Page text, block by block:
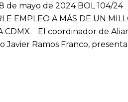
de mayo de 2024 BOL 104/24
EMPLEO A MÁS DE UN
CDMX El coordinador de
Javier Ramos Franco,